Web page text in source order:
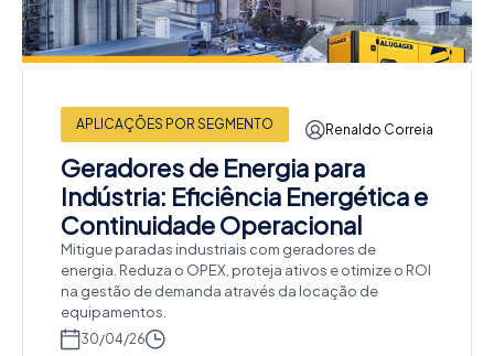
APLICAÇÕES POR SEGMENTO Renaldo Correia
Geradores de Energia para
Indústria: Eficiência Energética e
Continuidade Operacional
Mitigue paradas industriais com geradores de
energia. Reduza o OPEX, proteja ativos e otimize o ROI
na gestão de demanda através da locação de
equipamentos.
30/04/26